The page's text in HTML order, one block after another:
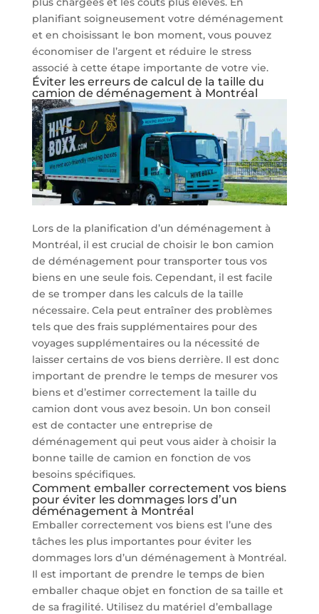
planifiant soigneusement votre déménagement
et en choisissant le bon moment, vous pouvez
économiser de l’argent et réduire le stress
associé à cette étape importante de votre vie.
Éviter les erreurs de calcul de la taille du
camion de déménagement à Montréal
Lors de la planification d’un déménagement à
Montréal, il est crucial de choisir le bon camion
de déménagement pour transporter tous vos
biens en une seule fois. Cependant, il est facile
de se tromper dans les calculs de la taille
nécessaire. Cela peut entraîner des problèmes
tels que des frais supplémentaires pour des
voyages supplémentaires ou la nécessité de
laisser certains de vos biens derrière. Il est donc
important de prendre le temps de mesurer vos
biens et d’estimer correctement la taille du
camion dont vous avez besoin. Un bon conseil
est de contacter une entreprise de
déménagement qui peut vous aider à choisir la
bonne taille de camion en fonction de vos
besoins spécifiques.
Comment emballer correctement vos biens
pour éviter les dommages lors d’un
déménagement à Montréal
Emballer correctement vos biens est l’une des
tâches les plus importantes pour éviter les
dommages lors d’un déménagement à Montréal.
Il est important de prendre le temps de bien
emballer chaque objet en fonction de sa taille et
de sa fragilité. Utilisez du matériel d’emballage